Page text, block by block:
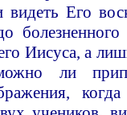
видеть Его
Иисуса, а
ли